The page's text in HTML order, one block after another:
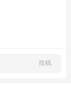
投稿